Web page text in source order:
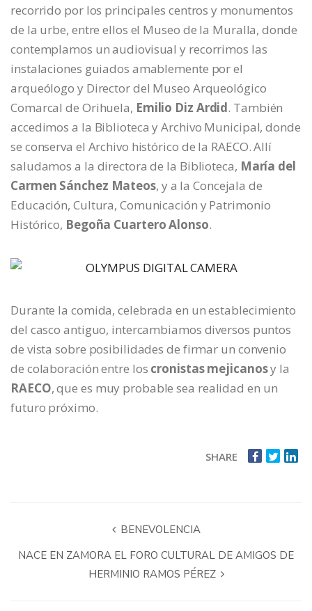
recorrido por los principales centros y monumentos
de la urbe, entre ellos el Museo de la Muralla, donde
contemplamos un audiovisual y recorrimos las
instalaciones guiados amablemente por el
arqueólogo y Director del Museo Arqueológico
Comarcal de Orihuela, Emilio Diz Ardid. También
accedimos a la Biblioteca y Archivo Municipal, donde
se conserva el Archivo histórico de la RAECO. Allí
saludamos a la directora de la Biblioteca, María del
Carmen Sánchez Mateos, y a la Concejala de
Educación, Cultura, Comunicación y Patrimonio
Histórico, Begoña Cuartero Alonso.
Durante la comida, celebrada en un establecimiento
del casco antiguo, intercambiamos diversos puntos
de vista sobre posibilidades de firmar un convenio
de colaboración entre los cronistas mejicanosy la
RAECO, que es muy probable sea realidad en un
futuro próximo.
SHARE
BENEVOLENCIA
NACE EN ZAMORA EL FORO CULTURAL DE AMIGOS DE
HERMINIO RAMOS PÉREZ